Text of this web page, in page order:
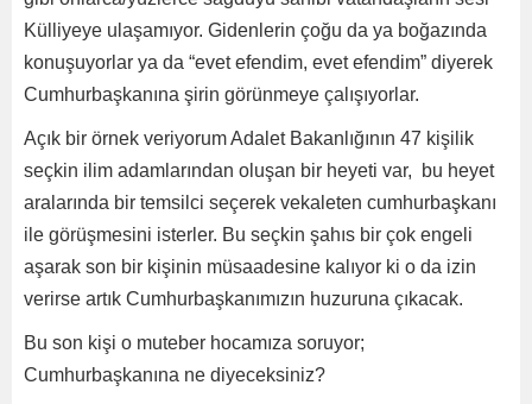
Külliyeye ulaşamıyor. Gidenlerin çoğu da ya boğazında
konuşuyorlar ya da “evet efendim, evet efendim” diyerek
Cumhurbaşkanına şirin görünmeye çalışıyorlar.
Açık bir örnek veriyorum Adalet Bakanlığının 47 kişilik
seçkin ilim adamlarından oluşan bir heyeti var, bu heyet
aralarında bir temsilci seçerek vekaleten cumhurbaşkanı
ile görüşmesini isterler. Bu seçkin şahıs bir çok engeli
aşarak son bir kişinin müsaadesine kalıyor ki o da izin
verirse artık Cumhurbaşkanımızın huzuruna çıkacak.
Bu son kişi o muteber hocamıza soruyor;
Cumhurbaşkanına ne diyeceksiniz?